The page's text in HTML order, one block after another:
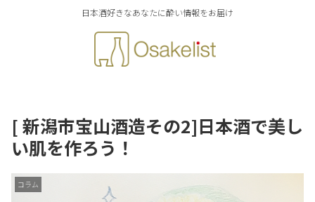
日本酒好きなあなたに酔い情報をお届け
[ 新潟市宝山酒造その2]日本酒で美し
い肌を作ろう！
コラム